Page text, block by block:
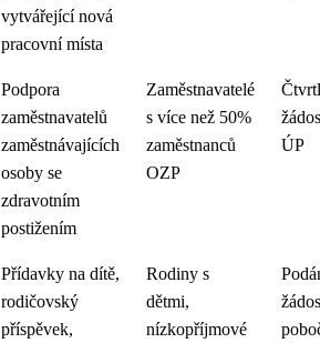
vytvářející nová
pracovní místa
Podpora
zaměstnavatelů
zaměstnávajících
osoby se
zdravotním
postižením
Zaměstnavatelé
s více než 50%
zaměstnanců
OZP
ÚP
Přídavky na dítě,
rodičovský
příspěvek,
Rodiny s
dětmi,
nízkopříjmové